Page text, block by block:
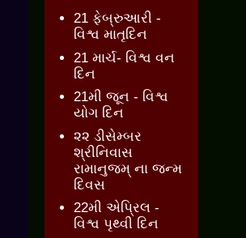
21 ફેબ્રુઆરી -
વિશ્વ માતૃદિન
21 માર્ચ- વિશ્વ વન
દિન
21મી જૂન - વિશ્વ
યોગ દિન
૨૨ ડીસેમ્બર
શ્રીનિવાસ
રામાનુજમ્ ના જન્મ
દિવસ
22મી એપ્રિલ -
વિશ્વ પૃથ્વી દિન